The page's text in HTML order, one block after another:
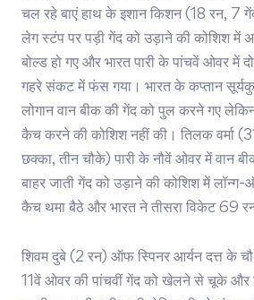
चल रहे बाएं हाथ के इशान किशन (18 रन, 7
लेग स्टंप पर पड़ी गेंद को उड़ाने की कोशिश में
बोल्ड हो गए और भारत पारी के पांचवें ओवर में
गहरे संकट में फंस गया। भारत के कप्तान
लोगान वान बीक की गेंद को पुल करने गए
कैच करने की कोशिश नहीं की। तिलक वर्मा
छक्का, तीन चौके) पारी के नौवें ओवर में वान
बाहर जाती गेंद को उड़ाने की कोशिश में लॉन्ग-
कैच थमा बैठे और भारत ने तीसरा विकेट 69 रन
शिवम दुबे (2 रन) ऑफ स्पिनर आर्यन दत्त के
11वें ओवर की पांचवीं गेंद को खेलने से चूके और